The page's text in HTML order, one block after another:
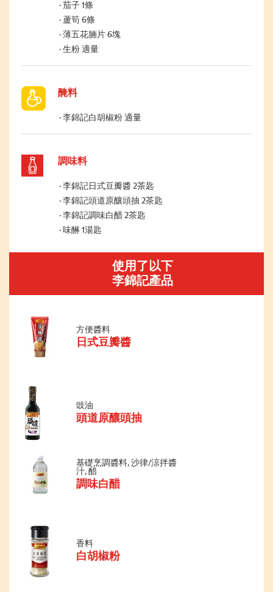
茄子 1條
蘆筍 6條
薄五花腩片 6塊
生粉 適量
醃料
李錦記白胡椒粉 適量
調味料
李錦記日式豆瓣醬 2茶匙
李錦記頭道原釀頭抽 2茶匙
李錦記調味白醋 2茶匙
味醂 1湯匙
使用了以下
李錦記產品
方便醬料
日式豆瓣醬
豉油
頭道原釀頭抽
基礎烹調醬料, 沙律/涼拌醬
汁, 醋
調味白醋
香料
白胡椒粉